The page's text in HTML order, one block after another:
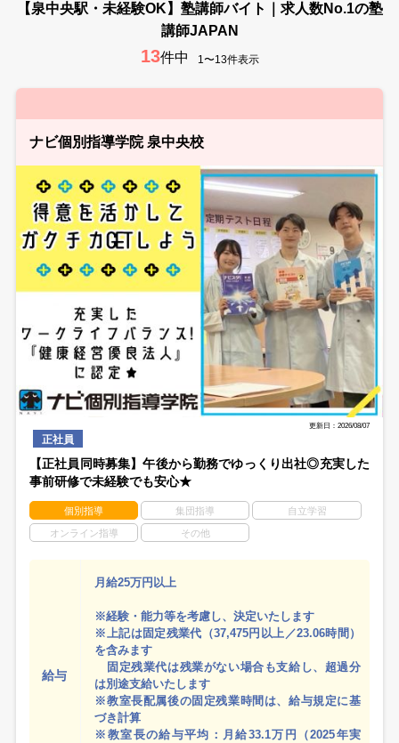
【泉中央駅・未経験OK】塾講師バイト｜求人数No.1の塾
講師JAPAN
13件中 1〜13件表示
ナビ個別指導学院 泉中央校
更新日：2026/08/07
正社員
【正社員同時募集】午後から勤務でゆっくり出社◎充実した
事前研修で未経験でも安心★
個別指導 集団指導 自立学習
オンライン指導 その他
給与
月給25万円以上
※経験・能力等を考慮し、決定いたします
※上記は固定残業代（37,475円以上／23.06時間）
を含みます
固定残業代は残業がない場合も支給し、超過分
は別途支給いたします
※教室長配属後の固定残業時間は、給与規定に基
づき計算
※教室長の給与平均：月給33.1万円（2025年実